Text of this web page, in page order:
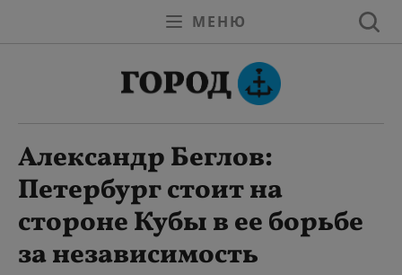
МЕНЮ
Александр Беглов:
Петербург стоит на
стороне Кубы в ее борьбе
за независимость